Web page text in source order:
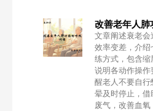
改善老年人肺
文章阐述衰老
效率变差，介绍
练方式，包含
说明各动作操
醒老人不要自
晕及时停止，
废气，改善血氧